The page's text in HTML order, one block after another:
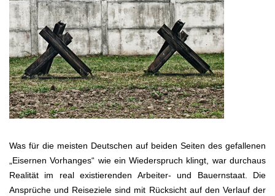
Was für die meisten Deutschen auf beiden Seiten des gefallenen
„Eisernen Vorhanges“ wie ein Wiederspruch klingt, war durchaus
Realität im real existierenden Arbeiter- und Bauernstaat. Die
Ansprüche und Reiseziele sind mit Rücksicht auf den Verlauf der